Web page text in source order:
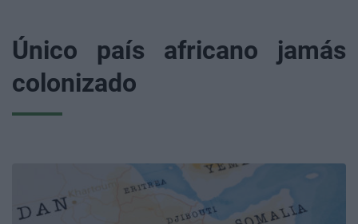
Único país africano jamás
colonizado